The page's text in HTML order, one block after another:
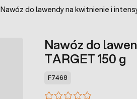
Nawóz do lawendy na kwitnienie i
Nawóz do
TARGET 150 g
F7468